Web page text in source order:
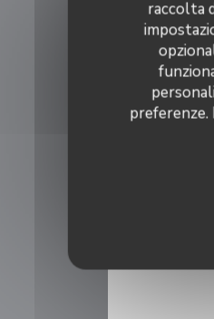
raccolta
preferenze.
Eurocard